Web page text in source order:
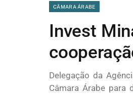
CÂMARA ÁRABE
Invest
Delegação da
Câmara Árabe para